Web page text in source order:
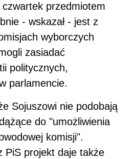
przedmiotem
- wskazał - jest z
wyborczych
zasiadać
politycznych,
parlamencie.
Sojuszowi nie podobają
do "umożliwienia
komisji".
PiS projekt daje także